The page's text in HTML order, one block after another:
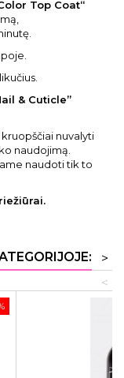
Top Coat“
& Cuticle”
nuvalyti
naudojimą.
naudoti tik to
>
<